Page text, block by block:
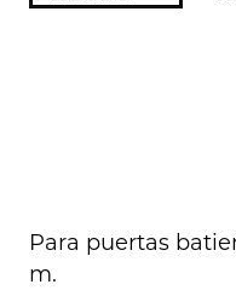
Para puertas
m.